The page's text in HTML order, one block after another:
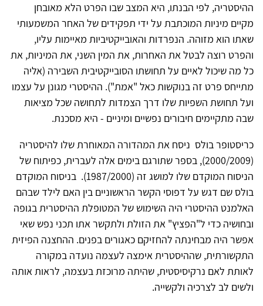
ההיסטריה, לפי הבנתו, היא המצב שבו הפרט הלא מאובחן
מקיים מיניות המוכתבת על ידי תפקידים של האחר המשמעותי
שאתו הוא מזוהה. הנפרדות והאובייקטיביות מאיימות עליו,
והפרט רוצה לבטל את האחרות, את המין השני, את המיניות, את
כל מה שיכול לאיים על תחושתו הסובייקטיבית השבירה (אליה
מתייחס פרט זה בנוקשות כאל "אמת"). ההיסטרי מגונן על עצמו
ועל תחושת השפיות שלו דרך הצמדות לתחושה שכל מציאות
שבה מתקיימים חיבורים נפשיים ומיניים - היא מסכנת.
כריסטופר בולס ניסח את המהדורה המאוחרת שלו להיסטריה
(2000/2009), בספר שתורגם בימים אלה לעברית, כפיתוח של
הניסוח המוקדם שלו למושג זה (1987/2000). בניסוח המוקדם
בולס שם דגש על דפוסי הקשר הראשוניים בין האם לילד שבהם
האלמנט ההיסטרי היה השימוש של המטופלת ההיסטרית בגופה
ובחושיה כדי ל"הפציץ" את הזולת ולתקשר אתו תכני נפש שאי
אפשר היה מבחינתה להחזיקם כאגורים בפנים. ההחצנה הפיזית
התקשורתית, שההיסטרית אימצה לעצמה נועדה במקורה
לאותת לאם נרקיסיסטית, שהיתה מרוכזת בעצמה, לראות אותה
ולשים לב לצרכיה ולקשייה.